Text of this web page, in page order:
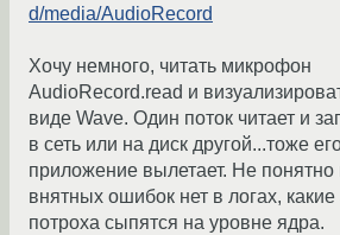
d/media/AudioRecord
Хочу немного, читать микрофон
AudioRecord.read и
виде Wave. Один поток читает и
в сеть или на диск другой...тоже
приложение вылетает. Не понятно
внятных ошибок нет в логах,
потроха сыпятся на уровне ядра.